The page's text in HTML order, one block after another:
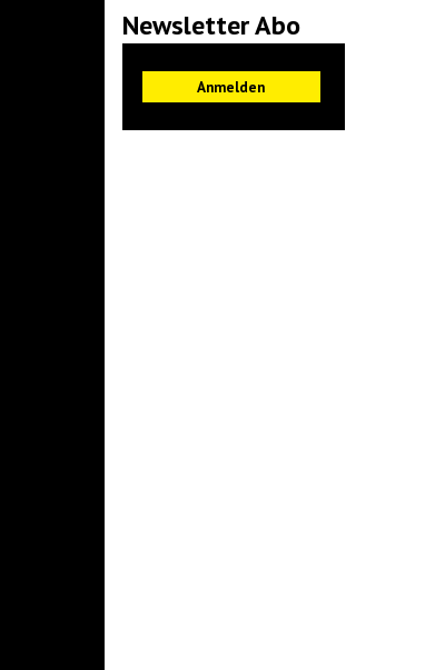
Newsletter Abo